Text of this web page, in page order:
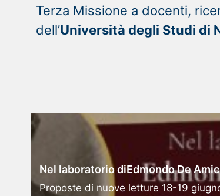
Terza Missione a docenti,
dell’Università degli Studi di
Nel laboratorio diEdmondo De
Proposte di nuove letture 18-19